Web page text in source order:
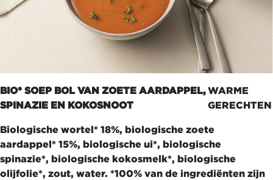
BIO* SOEP BOL VAN ZOETE AARDAPPEL,
SPINAZIE EN KOKOSNOOT
WARME
GERECHTEN
Biologische wortel* 18%, biologische zoete
aardappel* 15%, biologische ui*, biologische
spinazie*, biologische kokosmelk*, biologische
olijfolie*, zout, water. *100% van de ingrediënten zijn